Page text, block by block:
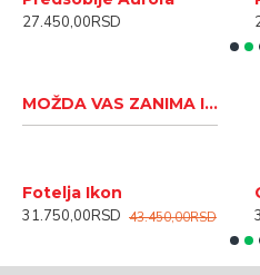
27.450,00RSD
MOŽDA VAS ZANIMA I...
Fotelja Ikon
31.750,00RSD 43.450,00RSD